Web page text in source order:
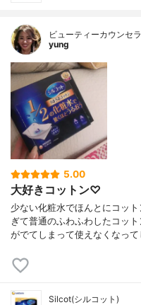
ビューティーカウン
yung
5.00
大好きコットン♡
少ない化粧水でほんとにコッ
ぎて普通のふわふわしたコッ
がでてしまって使えなくなっ
Silcot(シルコット)